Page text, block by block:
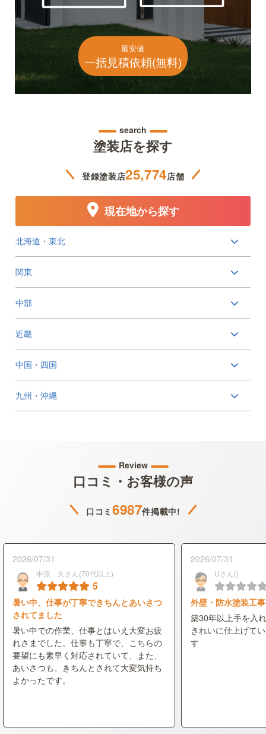
最安値
一括見積依頼(無料)
search
塗装店を探す
登録塗装店25,774店舗
北海道・東北
関東
中部
近畿
中国・四国
九州・沖縄
現在地から探す
Review
口コミ・お客様の声
口コミ6987件掲載中!
2026/07/31
中原 久さん(70代以上)
5
暑い中、仕事が丁寧できちんとあいさつ
されてました
暑い中での作業、仕事とはいえ大変お疲
れさまでした。仕事も丁寧で、こちらの
要望にも素早く対応されていて、また、
あいさつも、きちんとされて大変気持ち
よかったです。
2026/07/31
Uさん()
外壁・防水塗装工事
築30年以上手を入
きれいに仕上げて
す